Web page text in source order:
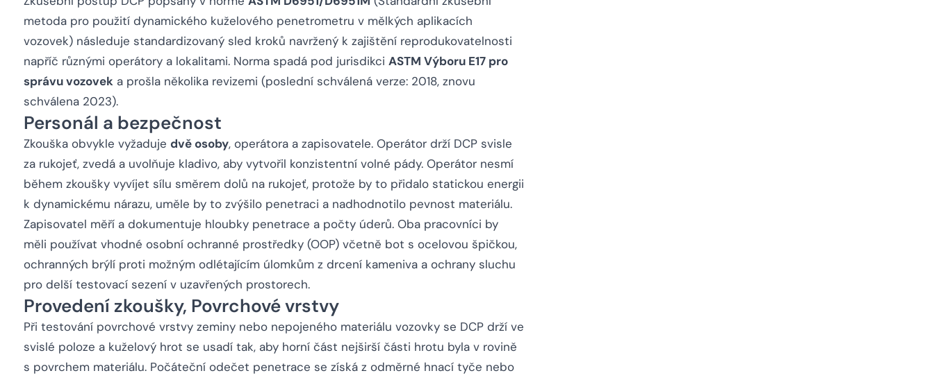
metoda pro použití dynamického kuželového penetrometru v mělkých aplikacích
vozovek) následuje standardizovaný sled kroků navržený k zajištění reprodukovatelnosti
napříč různými operátory a lokalitami. Norma spadá pod jurisdikci ASTM Výboru E17 pro
správu vozovek a prošla několika revizemi (poslední schválená verze: 2018, znovu
schválena 2023).
Personál a bezpečnost
Zkouška obvykle vyžaduje dvě osoby, operátora a zapisovatele. Operátor drží DCP svisle
za rukojeť, zvedá a uvolňuje kladivo, aby vytvořil konzistentní volné pády. Operátor nesmí
během zkoušky vyvíjet sílu směrem dolů na rukojeť, protože by to přidalo statickou energii
k dynamickému nárazu, uměle by to zvýšilo penetraci a nadhodnotilo pevnost materiálu.
Zapisovatel měří a dokumentuje hloubky penetrace a počty úderů. Oba pracovníci by
měli používat vhodné osobní ochranné prostředky (OOP) včetně bot s ocelovou špičkou,
ochranných brýlí proti možným odlétajícím úlomkům z drcení kameniva a ochrany sluchu
pro delší testovací sezení v uzavřených prostorech.
Provedení zkoušky, Povrchové vrstvy
Při testování povrchové vrstvy zeminy nebo nepojeného materiálu vozovky se DCP drží ve
svislé poloze a kuželový hrot se usadí tak, aby horní část nejširší části hrotu byla v rovině
s povrchem materiálu. Počáteční odečet penetrace se získá z odměrné hnací tyče nebo